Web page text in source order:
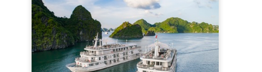
21:00 – 23:00晚餐之後,遊客可以在鋼琴休憩廳一邊欣賞
現場音樂表演,一邊在酒吧小酌美酒(*),參加
夜間釣小館活動,或在房內裡休息。
備註:根據航行等不可抗力因素,行程可能會在未提前通
知的情況下變更。餐廳/酒吧區域提供Wi-Fi,但由於海灣